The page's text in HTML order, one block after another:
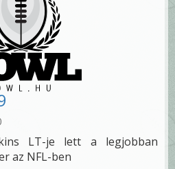
LT-je lett a legjobban
az NFL-ben